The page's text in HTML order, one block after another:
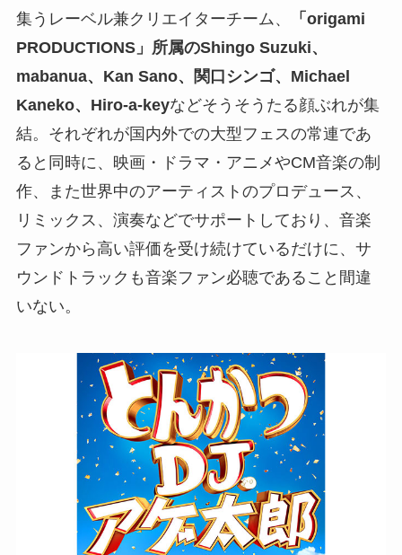
集うレーベル兼クリエイターチーム、
「origami
PRODUCTIONS」所属のShingo Suzuki、
mabanua、Kan Sano、関口シンゴ、Michael
Kaneko、Hiro-a-keyなどそうそうたる顔ぶれが集
結。それぞれが国内外での大型フェスの常連であ
ると同時に、映画・ドラマ・アニメやCM音楽の制
作、また世界中のアーティストのプロデュース、
リミックス、演奏などでサポートしており、音楽
ファンから高い評価を受け続けているだけに、サ
ウンドトラックも音楽ファン必聴であること間違
いない。